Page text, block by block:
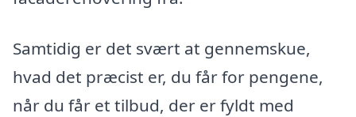
Samtidig er det svært at gennemskue,
hvad det præcist er, du får for pengene,
når du får et tilbud, der er fyldt med